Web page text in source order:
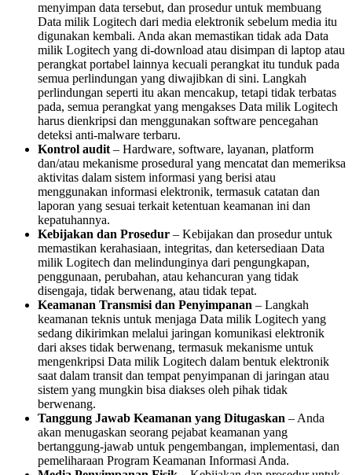
menyimpan data tersebut, dan prosedur untuk membuang
Data milik Logitech dari media elektronik sebelum media itu
digunakan kembali. Anda akan memastikan tidak ada Data
milik Logitech yang di-download atau disimpan di laptop atau
perangkat portabel lainnya kecuali perangkat itu tunduk pada
semua perlindungan yang diwajibkan di sini. Langkah
perlindungan seperti itu akan mencakup, tetapi tidak terbatas
pada, semua perangkat yang mengakses Data milik Logitech
harus dienkripsi dan menggunakan software pencegahan
deteksi anti-malware terbaru.
Kontrol audit – Hardware, software, layanan, platform
dan/atau mekanisme prosedural yang mencatat dan memeriksa
aktivitas dalam sistem informasi yang berisi atau
menggunakan informasi elektronik, termasuk catatan dan
laporan yang sesuai terkait ketentuan keamanan ini dan
kepatuhannya.
Kebijakan dan Prosedur – Kebijakan dan prosedur untuk
memastikan kerahasiaan, integritas, dan ketersediaan Data
milik Logitech dan melindunginya dari pengungkapan,
penggunaan, perubahan, atau kehancuran yang tidak
disengaja, tidak berwenang, atau tidak tepat.
Keamanan Transmisi dan Penyimpanan – Langkah
keamanan teknis untuk menjaga Data milik Logitech yang
sedang dikirimkan melalui jaringan komunikasi elektronik
dari akses tidak berwenang, termasuk mekanisme untuk
mengenkripsi Data milik Logitech dalam bentuk elektronik
saat dalam transit dan tempat penyimpanan di jaringan atau
sistem yang mungkin bisa diakses oleh pihak tidak
berwenang.
Tanggung Jawab Keamanan yang Ditugaskan – Anda
akan menugaskan seorang pejabat keamanan yang
bertanggung-jawab untuk pengembangan, implementasi, dan
pemeliharaan Program Keamanan Informasi Anda.